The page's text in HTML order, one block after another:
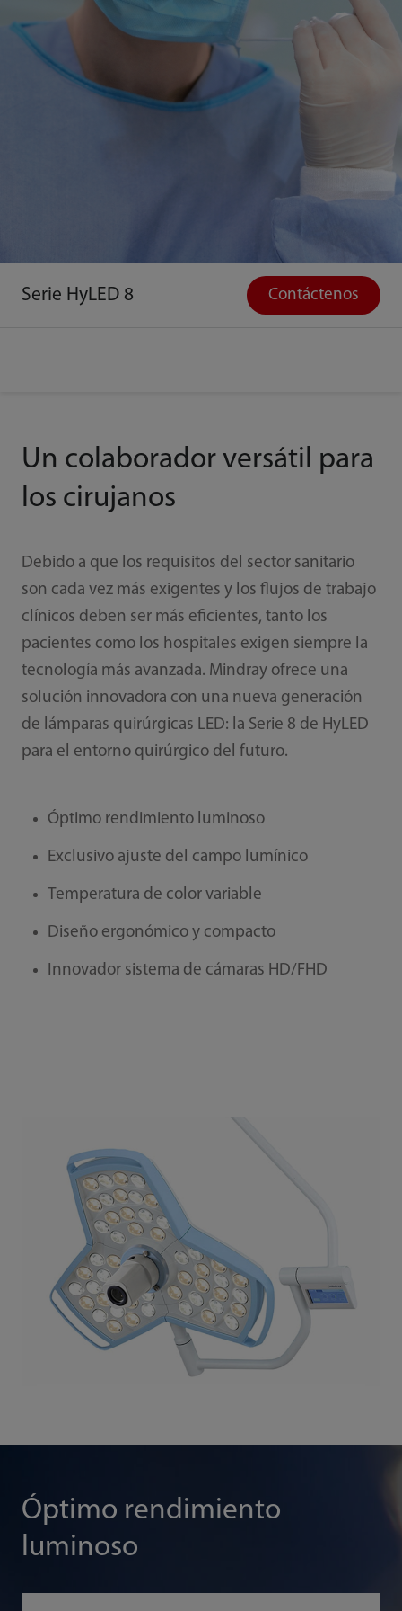
Serie HyLED 8 Contáctenos
Un colaborador versátil para
los cirujanos
Debido a que los requisitos del sector sanitario
son cada vez más exigentes y los flujos de trabajo
clínicos deben ser más eficientes, tanto los
pacientes como los hospitales exigen siempre la
tecnología más avanzada. Mindray ofrece una
solución innovadora con una nueva generación
de lámparas quirúrgicas LED: la Serie 8 de HyLED
para el entorno quirúrgico del futuro.
Óptimo rendimiento luminoso
Exclusivo ajuste del campo lumínico
Temperatura de color variable
Diseño ergonómico y compacto
Innovador sistema de cámaras HD/FHD
Óptimo rendimiento
luminoso